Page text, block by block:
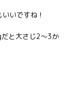
いですね！
と大さじ2〜3か